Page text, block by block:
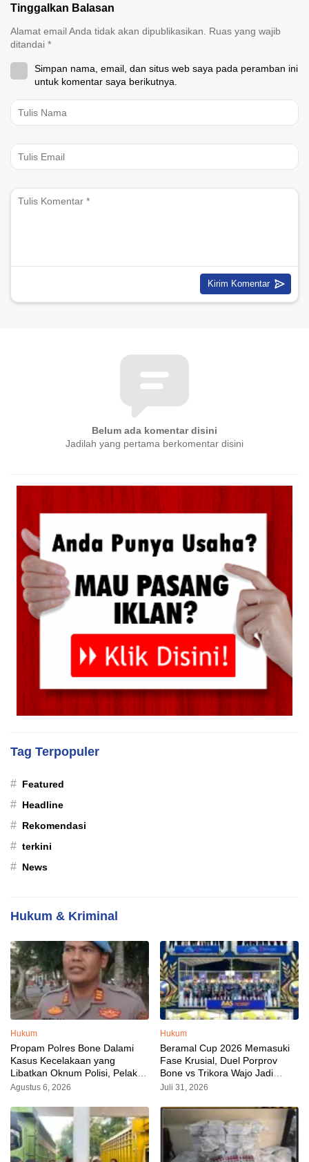
Tinggalkan Balasan
Alamat email Anda tidak akan dipublikasikan.
Ruas yang wajib
ditandai *
Simpan nama, email, dan situs web saya pada peramban ini
untuk komentar saya berikutnya.
Belum ada komentar disini
Jadilah yang pertama berkomentar disini
Tag Terpopuler
# Featured
# Headline
# Rekomendasi
# terkini
# News
Hukum & Kriminal
Hukum
Propam Polres Bone Dalami
Kasus Kecelakaan yang
Libatkan Oknum Polisi, Pelaku
Sudah Diamankan
Agustus 6, 2026
Hukum
Beramal Cup 2026 Memasuki
Fase Krusial, Duel Porprov
Bone vs Trikora Wajo Jadi
Sorotan Malam Ini
Juli 31, 2026